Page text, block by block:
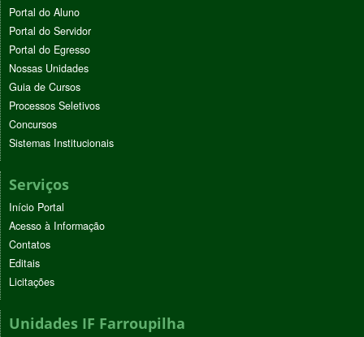
Portal do Aluno
Portal do Servidor
Portal do Egresso
Nossas Unidades
Guia de Cursos
Processos Seletivos
Concursos
Sistemas Institucionais
Serviços
Início Portal
Acesso à Informação
Contatos
Editais
Licitações
Unidades IF Farroupilha